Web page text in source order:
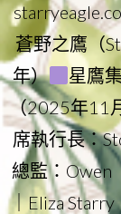
蒼野之鷹（
年）
星鷹
（2025年11
席執行長：
總監：Owen
｜Eliza